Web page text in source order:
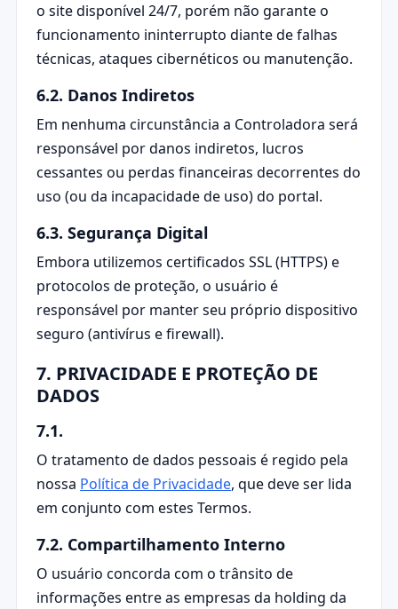
o site disponível 24/7, porém não garante o
funcionamento ininterrupto diante de falhas
técnicas, ataques cibernéticos ou manutenção.
6.2. Danos Indiretos
Em nenhuma circunstância a Controladora será
responsável por danos indiretos, lucros
cessantes ou perdas financeiras decorrentes do
uso (ou da incapacidade de uso) do portal.
6.3. Segurança Digital
Embora utilizemos certificados SSL (HTTPS) e
protocolos de proteção, o usuário é
responsável por manter seu próprio dispositivo
seguro (antivírus e firewall).
7. PRIVACIDADE E PROTEÇÃO DE
DADOS
7.1.
O tratamento de dados pessoais é regido pela
nossa Política de Privacidade, que deve ser lida
em conjunto com estes Termos.
7.2. Compartilhamento Interno
O usuário concorda com o trânsito de
informações entre as empresas da holding da